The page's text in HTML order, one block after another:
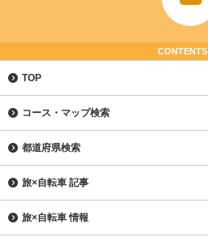
CONTENTS
TOP
コース・マップ検索
都道府県検索
旅×自転車 記事
旅×自転車 情報